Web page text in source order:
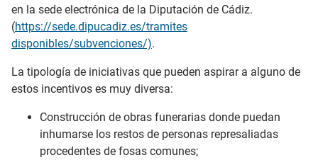
en la sede electrónica de la Diputación de Cádiz.
(https://sede.dipucadiz.es/tramites
disponibles/subvenciones/).
La tipología de iniciativas que pueden aspirar a alguno de
estos incentivos es muy diversa:
Construcción de obras funerarias donde puedan
inhumarse los restos de personas represaliadas
procedentes de fosas comunes;